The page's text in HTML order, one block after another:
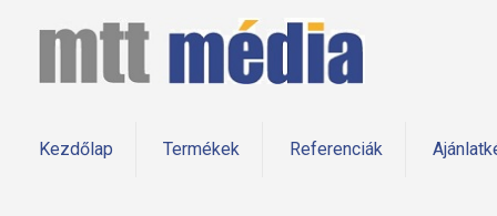
Kezdőlap Termékek Referenciák